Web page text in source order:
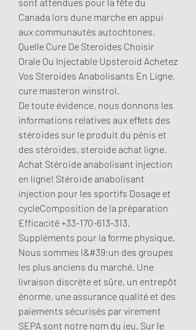
Canada lors dune marche en appui
aux communautés autochtones.
Quelle Cure De Steroides Choisir
Orale Ou Injectable Upsteroid Achetez
Vos Steroides Anabolisants En Ligne,
cure masteron winstrol.
De toute évidence, nous donnons les
informations relatives aux effets des
stéroïdes sur le produit du pénis et
des stéroïdes, steroide achat ligne.
Achat Stéroïde anabolisant injection
en ligne! Stéroïde anabolisant
injection pour les sportifs Dosage et
cycle️Composition de la préparation ️
Efficacité +33-170-613-313.
Suppléments pour la forme physique.
Nous sommes l&#39;un des groupes
les plus anciens du marché. Une
livraison discrète et sûre, un entrepôt
énorme, une assurance qualité et des
paiements sécurisés par virement
SEPA sont notre nom du jeu. Sur le